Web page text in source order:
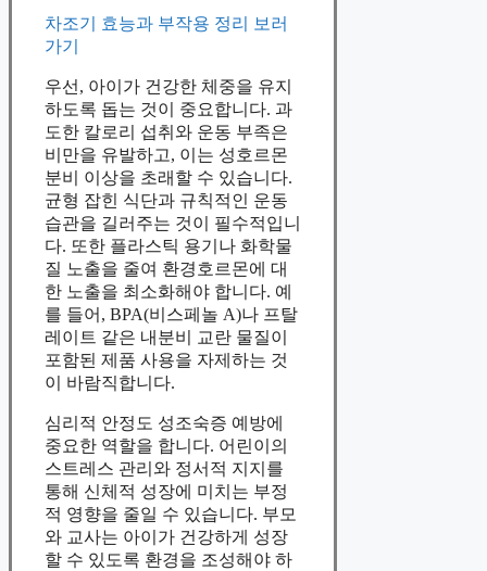
차조기 효능과 부작용 정리 보러
가기
우선, 아이가 건강한 체중을 유지
하도록 돕는 것이 중요합니다. 과
도한 칼로리 섭취와 운동 부족은
비만을 유발하고, 이는 성호르몬
분비 이상을 초래할 수 있습니다.
균형 잡힌 식단과 규칙적인 운동
습관을 길러주는 것이 필수적입니
다. 또한 플라스틱 용기나 화학물
질 노출을 줄여 환경호르몬에 대
한 노출을 최소화해야 합니다. 예
를 들어, BPA(비스페놀 A)나 프탈
레이트 같은 내분비 교란 물질이
포함된 제품 사용을 자제하는 것
이 바람직합니다.
심리적 안정도 성조숙증 예방에
중요한 역할을 합니다. 어린이의
스트레스 관리와 정서적 지지를
통해 신체적 성장에 미치는 부정
적 영향을 줄일 수 있습니다. 부모
와 교사는 아이가 건강하게 성장
할 수 있도록 환경을 조성해야 하